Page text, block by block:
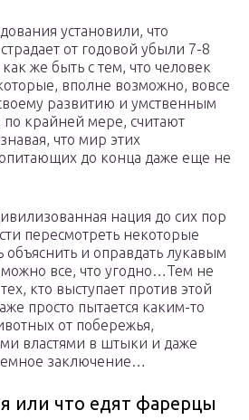
установили, что
от годовой убыли 7-8
же быть с тем, что человек
вполне возможно, вовсе
развитию и умственным
по крайней мере, считают
что мир этих
до конца даже еще не
нация до сих пор
пересмотреть некоторые
и оправдать лукавым
все, что угодно…Тем не
кто выступает против этой
просто пытается каким-то
от побережья,
властями в штыки и даже
заключение…
или что едят фарерцы